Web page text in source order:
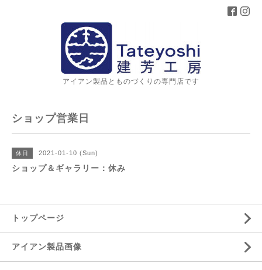
アイアン製品とものづくりの専門店です
ショップ営業日
休日 2021-01-10 (Sun)
ショップ＆ギャラリー：休み
トップページ
アイアン製品画像